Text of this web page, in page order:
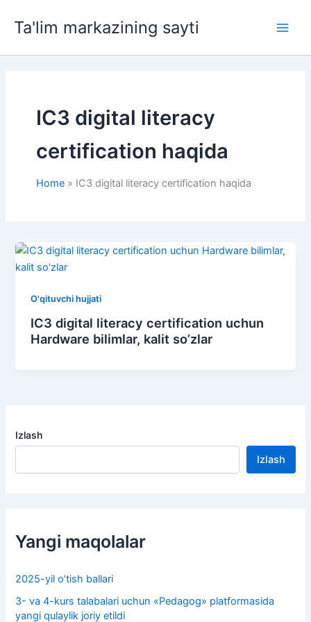
Ta'lim markazining sayti
IC3 digital literacy
certification haqida
Home IC3 digital literacy certification haqida
O'qituvchi hujjati
IC3 digital literacy certification uchun
Hardware bilimlar, kalit so’zlar
Izlash
Izlash
Yangi maqolalar
2025-yil o’tish ballari
3- va 4-kurs talabalari uchun «Pedagog» platformasida
yangi qulaylik joriy etildi